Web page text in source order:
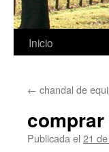
Saltar
contenido
Inicio
← chandal de
Publicada el 21